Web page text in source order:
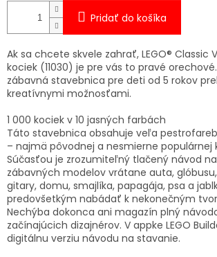
Pridať do košíka
Ak sa chcete skvele zahrať, LEGO® Classic
kociek (11030) je pre vás to pravé
zábavná stavebnica pre deti od 5 rokov
kreatívnymi možnosťami.
1 000 kociek v 10 jasných farbách
Táto stavebnica obsahuje veľa
– najmä pôvodnej a nesmierne populárnej
Súčasťou je zrozumiteľný tlačený návod
zábavných modelov vrátane auta,
gitary, domu, smajlíka, papagája, psa a
predovšetkým nabádať k nekonečným
Nechýba dokonca ani magazín plný
začínajúcich dizajnérov. V appke LEGO
digitálnu verziu návodu na stavanie.